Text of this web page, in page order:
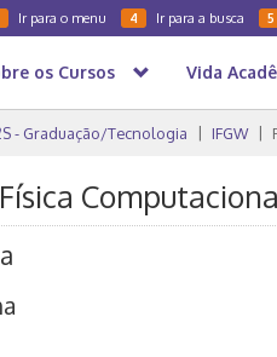
Ir para o menu 4 Ir para a busca 5
os Cursos Vida
- Graduação/Tecnologia IFGW